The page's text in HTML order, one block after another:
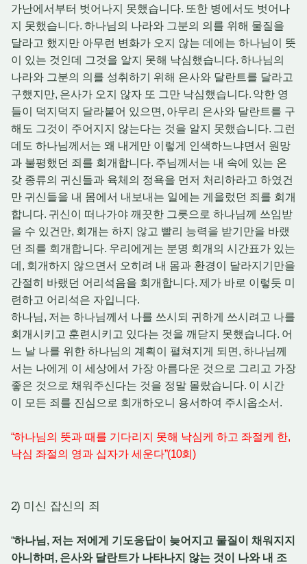
가난에서부터 벗어나지 못했습니다. 또한 병에서도 벗어나
지 못했습니다. 하나님의 나라와 그분의 의를 위해 물질을
달라고 했지만 아무런 변화가 오지 않는 데에는 하나님이 뜻
이 있는 것인데 그것을 알지 못해 낙심했습니다. 하나님의
나라와 그분의 의를 성취하기 위해 은사와 달란트를 달라고
구했지만, 은사가 오지 않자 또 그만 낙심했습니다. 악한 영
들이 덕지덕지 달라붙어 있으면 , 아무리 은사와 달란트를 구
해도 그것이 주어지지 않는다는 것을 알지 못했습니다. 그런
데도 하나님께서는 왜 내게만 이렇게 인색하느냐면서 원망
과 불평했던 죄를 회개합니다. 주님께서는 내 속에 있는 온
갖 종류의 귀신들과 육체의 정욕을 먼저 처리하라고 하였건
만 귀신들을 내 몸에서 내보내는 일에는 게을렀던 죄를 회개
합니다. 귀신이 떠나가야 깨끗한 그릇으로 하나님께 쓰임받
을 수 있건만, 회개는 하지 않고 빨리 능력을 받기만을 바랬
던 죄를 회개합니다. 우리에게는 분명 회개의 시간표가 있는
데 , 회개하지 않으면서 오히려 내 몸과 환경이 달라지기만을
간절히 바랬던 어리석음을 회개합니다. 제가 바로 이렇듯 미
련하고 어리석은 자입니다.
하나님, 저는 하나님께서 나를 쓰시되 귀하게 쓰시려고 나를
회개시키고 훈련시키고 있다는 것을 깨닫지 못했습니다. 어
느 날 나를 위한 하나님의 계획이 펼쳐지게 되면 , 하나님께
서는 나에게 이 세상에서 가장 아름다운 것으로 그리고 가장
좋은 것으로 채워주신다는 것을 정말 몰랐습니다. 이 시간
이 모든 죄를 진심으로 회개하오니 용서하여 주시옵소서 .
“하나님의 뜻과 때를 기다리지 못해 낙심케 하고 좌절케 한,
낙심 좌절의 영과 십자가 세운다”(10회)
2) 미신 잡신의 죄
“하나님 , 저는 저에게 기도응답이 늦어지고 물질이 채워지지
아니하며 , 은사와 달란트가 나타나지 않는 것이 나와 내 조